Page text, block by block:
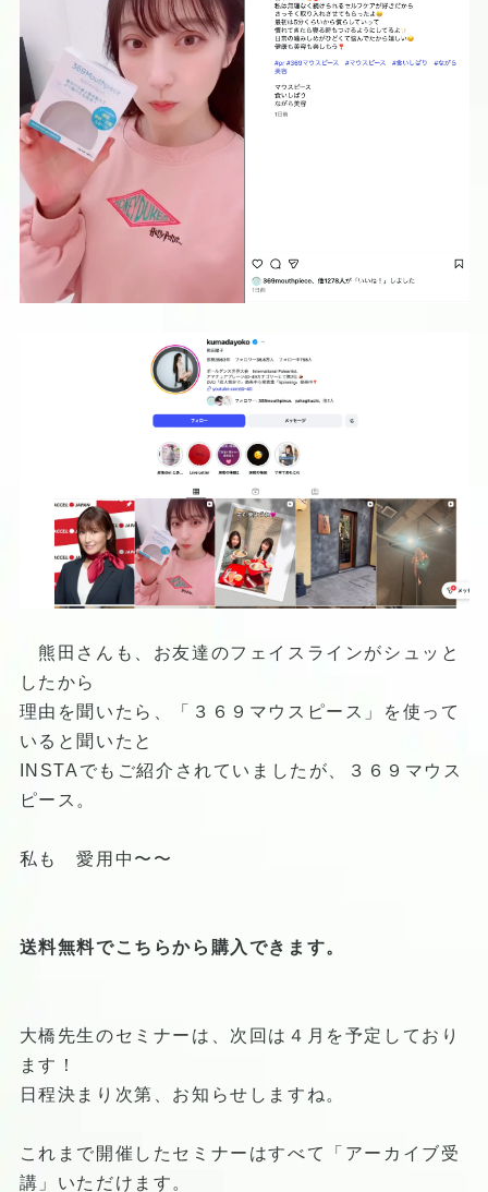
熊田さんも、お友達のフェイスラインがシュッと
したから
理由を聞いたら、「３６９マウスピース」を使って
いると聞いたと
INSTAでもご紹介されていましたが、３６９マウス
ピース。
私も 愛用中〜〜
送料無料でこちらから購入できます。
大橋先生のセミナーは、次回は４月を予定しており
ます！
日程決まり次第、お知らせしますね。
これまで開催したセミナーはすべて「アーカイブ受
講」いただけます。